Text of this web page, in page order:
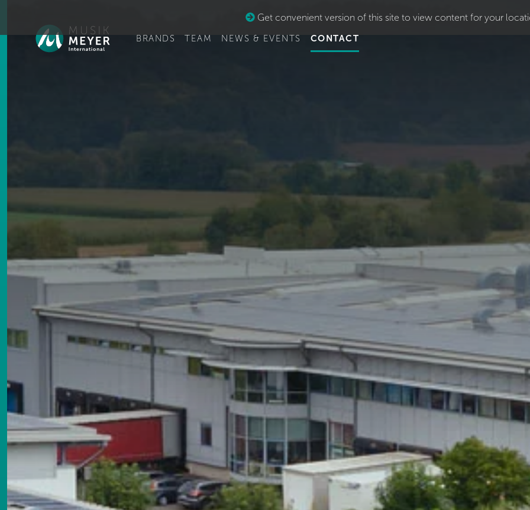
Get convenient version of this site to view content for your
BRANDS TEAM NEWS & EVENTS CONTACT